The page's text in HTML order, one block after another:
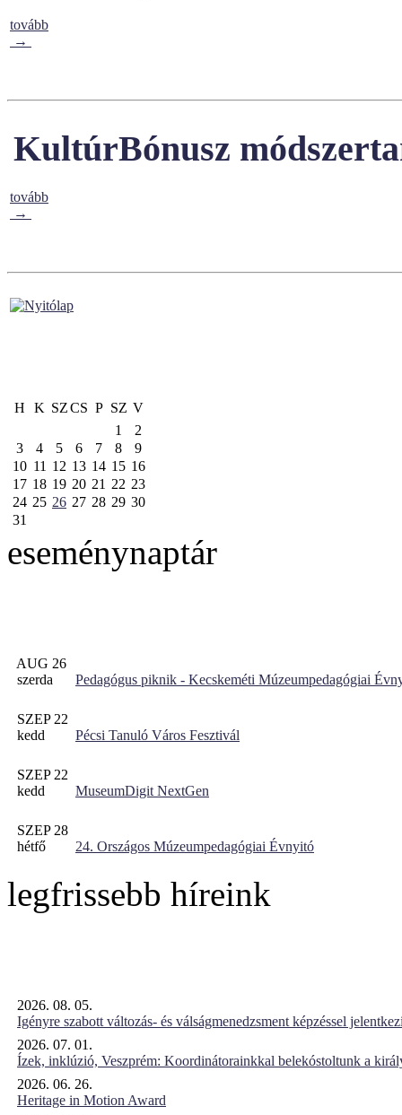
tovább
→
KultúrBónusz
tovább
→
H K SZCS P SZ V
1
2
3
4 5 6 7 8
9
10 11 12 13 14 15 16
17 18 19 20 21 22 23
24 25 26 27 28 29 30
31
eseménynaptár
AUG 26
szerda
Pedagógus piknik - Kecskeméti Múzeumpedagógiai
SZEP 22
kedd
Pécsi Tanuló Város Fesztivál
SZEP 22
kedd
MuseumDigit NextGen
SZEP 28
hétfő
24. Országos Múzeumpedagógiai Évnyitó
legfrissebb híreink
2026. 08. 05.
Igényre szabott változás- és válságmenedzsment képzéssel
2026. 07. 01.
Ízek, inklúzió, Veszprém: Koordinátorainkkal belekóstoltunk a
2026. 06. 26.
Heritage in Motion Award